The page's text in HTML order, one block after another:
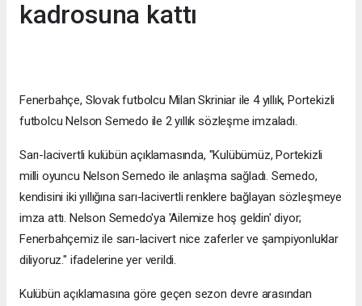
kadrosuna kattı
Fenerbahçe, Slovak futbolcu Milan Skriniar ile 4 yıllık, Portekizli
futbolcu Nelson Semedo ile 2 yıllık sözleşme imzaladı.
Sarı-lacivertli kulübün açıklamasında, "Kulübümüz, Portekizli
milli oyuncu Nelson Semedo ile anlaşma sağladı. Semedo,
kendisini iki yıllığına sarı-lacivertli renklere bağlayan sözleşmeye
imza attı. Nelson Semedo'ya 'Ailemize hoş geldin' diyor;
Fenerbahçemiz ile sarı-lacivert nice zaferler ve şampiyonluklar
diliyoruz." ifadelerine yer verildi.
Kulübün açıklamasına göre geçen sezon devre arasından